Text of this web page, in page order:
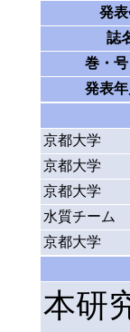
発
誌
巻・号
発表年
京都大学
京都大学
京都大学
水質チーム
京都大学
本研